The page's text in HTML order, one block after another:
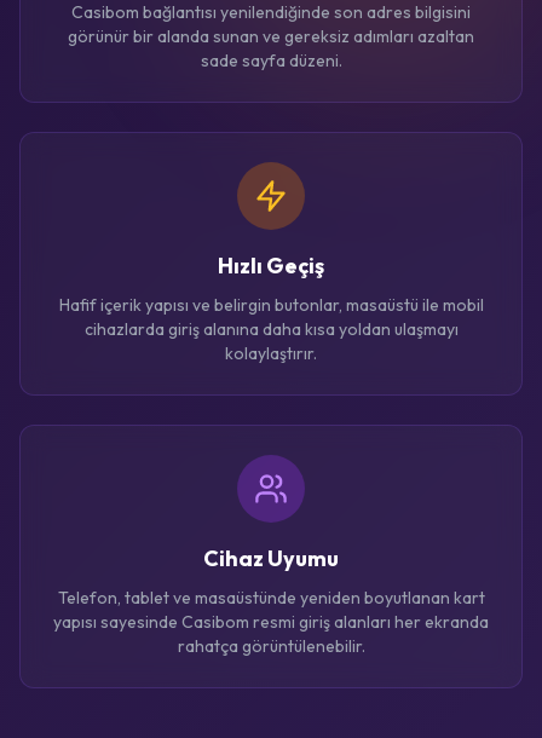
Casibom bağlantısı yenilendiğinde son adres bilgisini
görünür bir alanda sunan ve gereksiz adımları azaltan
sade sayfa düzeni.
Hızlı Geçiş
Hafif içerik yapısı ve belirgin butonlar, masaüstü ile mobil
cihazlarda giriş alanına daha kısa yoldan ulaşmayı
kolaylaştırır.
Cihaz Uyumu
Telefon, tablet ve masaüstünde yeniden boyutlanan kart
yapısı sayesinde Casibom resmi giriş alanları her ekranda
rahatça görüntülenebilir.